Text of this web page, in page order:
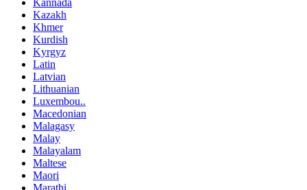
Kannada
Kazakh
Khmer
Kurdish
Kyrgyz
Latin
Latvian
Lithuanian
Luxembou..
Macedonian
Malagasy
Malay
Malayalam
Maltese
Maori
Marathi